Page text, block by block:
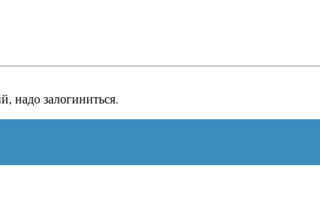
надо залогиниться.